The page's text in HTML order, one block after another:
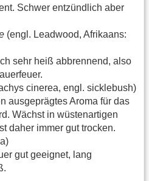
Schwer entzündlich aber
(engl. Leadwood, Afrikaans:
sehr heiß abbrennend, also
cinerea, engl. sicklebush)
ausgeprägtes Aroma für das
Wächst in wüstenartigen
daher immer gut trocken.
gut geeignet, lang